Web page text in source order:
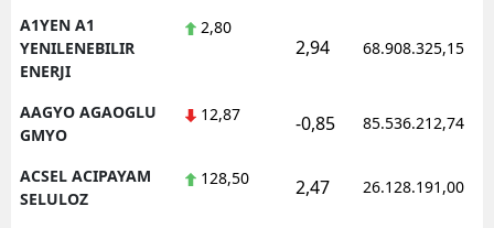
A1YEN A1
YENILENEBILIR
ENERJI
2,80
2,94 68.908.325,15
AAGYO AGAOGLU
GMYO
12,87 -0,85 85.536.212,74
ACSEL ACIPAYAM
SELULOZ
128,50 2,47 26.128.191,00